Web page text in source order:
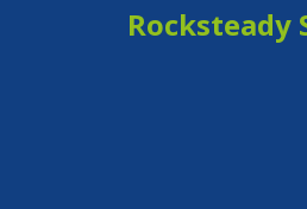
Rocksteady